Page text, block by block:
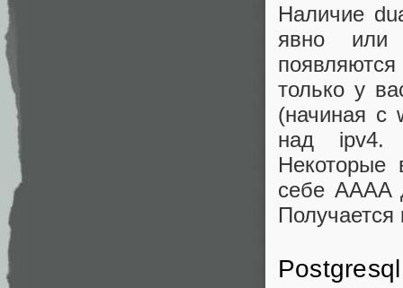
Наличие
явно или
только у
(начиная с
над ipv4.
Некоторые
себе AAAA
Получается